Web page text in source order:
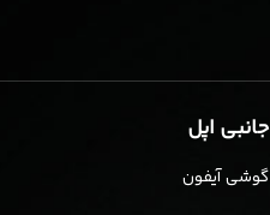
جانبی اپل
گوشی آیفون